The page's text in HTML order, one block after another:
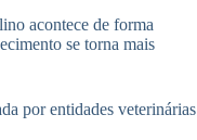
acontece de forma
se torna mais
por entidades veterinárias